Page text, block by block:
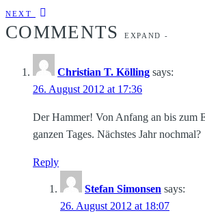
NEXT
COMMENTSEXPAND -
Christian T. Kölling says:
26. August 2012 at 17:36
Der Hammer! Von Anfang an bis zum
ganzen Tages. Nächstes Jahr nochmal?
Reply
Stefan Simonsen says:
26. August 2012 at 18:07